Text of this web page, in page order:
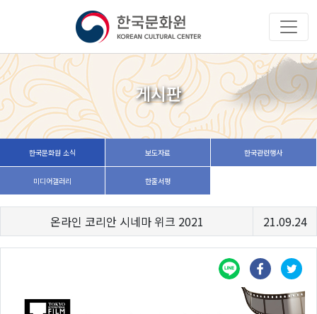
게시판
한국문화원 소식 보도자료 한국관련행사
미디어갤러리 한줄서평
온라인 코리안 시네마 위크 2021 21.09.24